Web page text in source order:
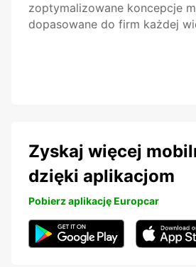
zoptymalizowane koncepcje
dopasowane do firm każdej
Zyskaj więcej
dzięki aplikacjom
Pobierz aplikację Europcar